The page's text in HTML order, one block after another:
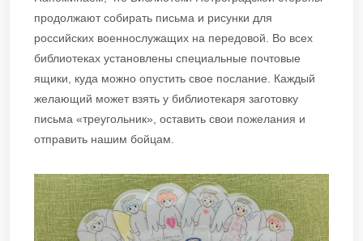
продолжают собирать письма и рисунки для
российских военнослужащих на передовой. Во всех
библиотеках установлены специальные почтовые
ящики, куда можно опустить свое послание. Каждый
желающий может взять у библиотекаря заготовку
письма «треугольник», оставить свои пожелания и
отправить нашим бойцам.